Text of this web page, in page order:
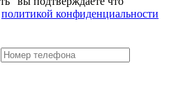
политикой конфиденциальности